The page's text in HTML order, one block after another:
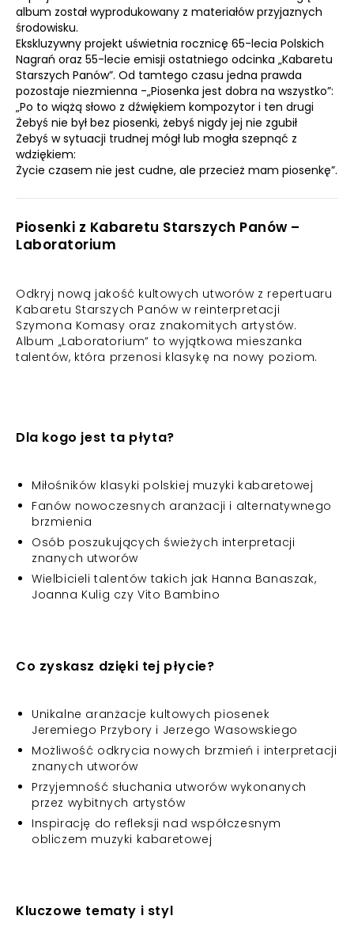
album został wyprodukowany z materiałów przyjaznych
środowisku.
Ekskluzywny projekt uświetnia rocznicę 65-lecia Polskich
Nagrań oraz 55-lecie emisji ostatniego odcinka „Kabaretu
Starszych Panów”. Od tamtego czasu jedna prawda
pozostaje niezmienna -„Piosenka jest dobra na wszystko”:
„Po to wiążą słowo z dźwiękiem kompozytor i ten drugi
Żebyś nie był bez piosenki, żebyś nigdy jej nie zgubił
Żebyś w sytuacji trudnej mógł lub mogła szepnąć z
wdziękiem:
Życie czasem nie jest cudne, ale przecież mam piosenkę”.
Piosenki z Kabaretu Starszych Panów –
Laboratorium
Odkryj nową jakość kultowych utworów z repertuaru
Kabaretu Starszych Panów w reinterpretacji
Szymona Komasy oraz znakomitych artystów.
Album „Laboratorium” to wyjątkowa mieszanka
talentów, która przenosi klasykę na nowy poziom.
Dla kogo jest ta płyta?
Miłośników klasyki polskiej muzyki kabaretowej
Fanów nowoczesnych aranżacji i alternatywnego
brzmienia
Osób poszukujących świeżych interpretacji
znanych utworów
Wielbicieli talentów takich jak Hanna Banaszak,
Joanna Kulig czy Vito Bambino
Co zyskasz dzięki tej płycie?
Unikalne aranżacje kultowych piosenek
Jeremiego Przybory i Jerzego Wasowskiego
Możliwość odkrycia nowych brzmień i interpretacji
znanych utworów
Przyjemność słuchania utworów wykonanych
przez wybitnych artystów
Inspirację do refleksji nad współczesnym
obliczem muzyki kabaretowej
Kluczowe tematy i styl